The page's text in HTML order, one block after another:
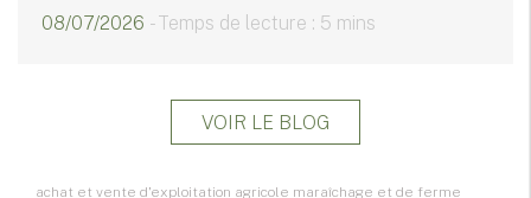
08/07/2026 - Temps de lecture : 5 mins
VOIR LE BLOG
achat et vente d'exploitation agricole maraîchage et de ferme